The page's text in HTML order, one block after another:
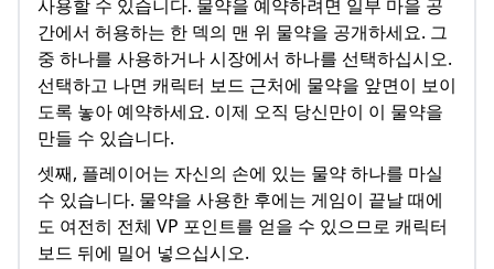
사용할 수 있습니다. 물약을 예약하려면 일부 마을 공
간에서 허용하는 한 덱의 맨 위 물약을 공개하세요. 그
중 하나를 사용하거나 시장에서 하나를 선택하십시오.
선택하고 나면 캐릭터 보드 근처에 물약을 앞면이 보이
도록 놓아 예약하세요. 이제 오직 당신만이 이 물약을
만들 수 있습니다.
셋째, 플레이어는 자신의 손에 있는 물약 하나를 마실
수 있습니다. 물약을 사용한 후에는 게임이 끝날 때에
도 여전히 전체 VP 포인트를 얻을 수 있으므로 캐릭터
보드 뒤에 밀어 넣으십시오.